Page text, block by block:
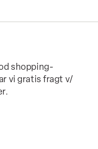
shopping-
vi gratis fragt v/